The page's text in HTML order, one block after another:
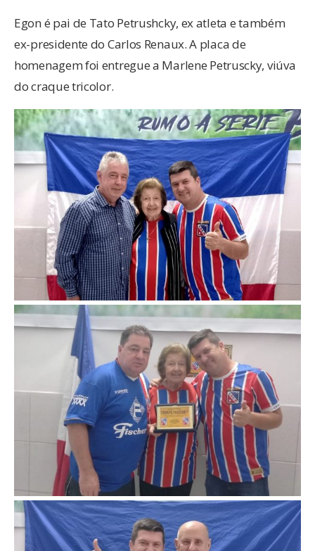
Egon é pai de Tato Petrushcky, ex atleta e também
ex-presidente do Carlos Renaux. A placa de
homenagem foi entregue a Marlene Petruscky, viúva
do craque tricolor.